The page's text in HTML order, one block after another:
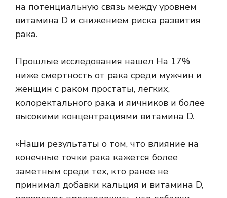
на потенциальную связь между уровнем
витамина D и снижением риска развития
рака.
Прошлые исследования нашел На 17%
ниже смертность от рака среди мужчин и
женщин с раком простаты, легких,
колоректального рака и яичников и более
высокими концентрациями витамина D.
«Наши результаты о том, что влияние на
конечные точки рака кажется более
заметным среди тех, кто ранее не
принимал добавки кальция и витамина D,